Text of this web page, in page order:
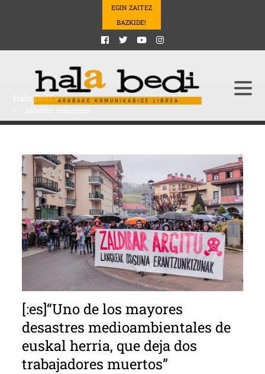
EGIN ZAITEZ
BAZKIDE!
Hala Bedi>
[:es]“Uno de los mayores
desastres medioambientales de
euskal herria, que deja dos
trabajadores muertos”